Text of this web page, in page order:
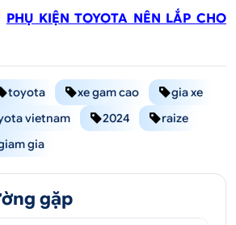
PHỤ KIỆN TOYOTA NÊN LẮP CHO
toyota xe gam cao
gia xe
vietnam 2024
raize
gia
gặp